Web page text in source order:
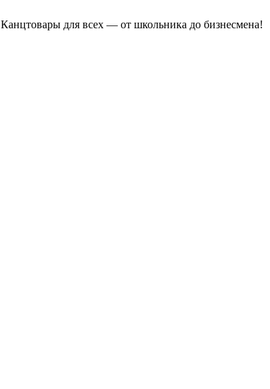
Канцтовары для всех — от школьника до бизнесмена!